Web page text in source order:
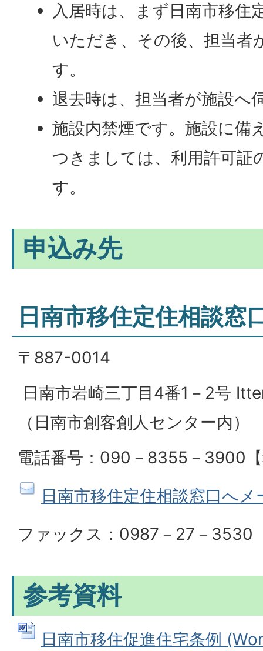
入居時は、まず日南市移住
いただき、その後、担当者
す。
退去時は、担当者が施設へ
施設内禁煙です。施設に備
つきましては、利用許可証
す。
申込み先
日南市移住定住相談窓
〒887-0014
日南市岩崎三丁目4番1－2号
（日南市創客創人センター内）
電話番号：090－8355－3900
日南市移住定住相談窓口へメ
ファックス：0987－27－3530
参考資料
日南市移住促進住宅条例